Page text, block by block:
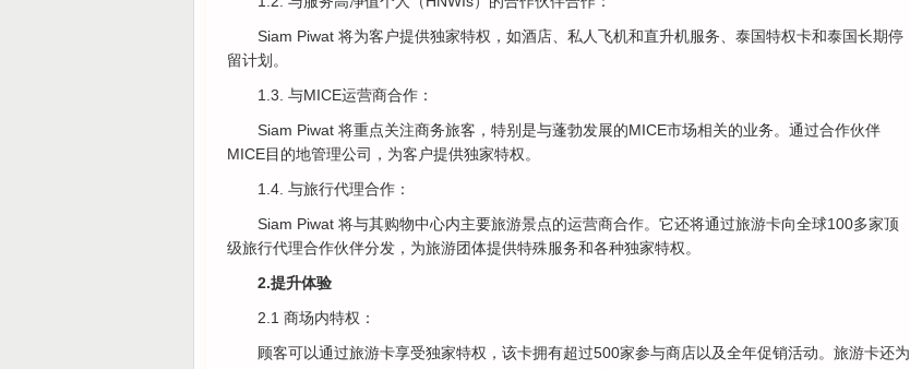
Siam Piwat 将为客户提供独家特权，如酒店、私人飞机和直升机服务、泰国特权卡和泰国长期停
留计划。
1.3. 与MICE运营商合作：
Siam Piwat 将重点关注商务旅客，特别是与蓬勃发展的MICE市场相关的业务。通过合作伙伴
MICE目的地管理公司，为客户提供独家特权。
1.4. 与旅行代理合作：
Siam Piwat 将与其购物中心内主要旅游景点的运营商合作。它还将通过旅游卡向全球100多家顶
级旅行代理合作伙伴分发，为旅游团体提供特殊服务和各种独家特权。
2.提升体验
2.1 商场内特权：
顾客可以通过旅游卡享受独家特权，该卡拥有超过500家参与商店以及全年促销活动。旅游卡还为